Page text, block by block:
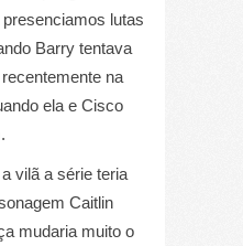
lutas
Barry tentava
na
ela e Cisco
vilã a série teria
Caitlin
mudaria muito o